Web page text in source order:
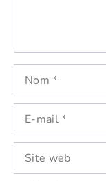
Nom
mail
Site
web